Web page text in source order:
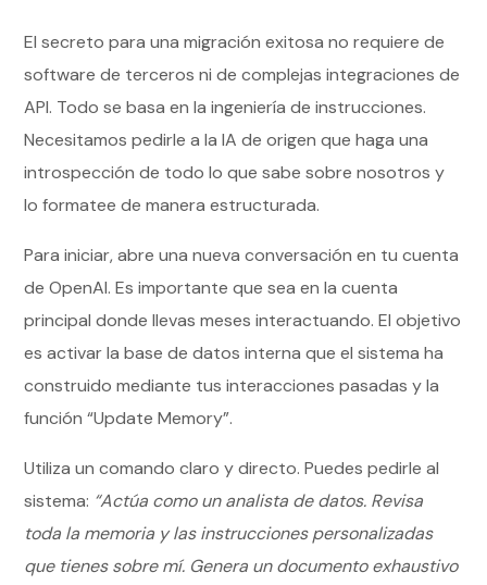
El secreto para una migración exitosa no requiere de
software de terceros ni de complejas integraciones de
API. Todo se basa en la ingeniería de instrucciones.
Necesitamos pedirle a la IA de origen que haga una
introspección de todo lo que sabe sobre nosotros y
lo formatee de manera estructurada.
Para iniciar, abre una nueva conversación en tu cuenta
de OpenAI. Es importante que sea en la cuenta
principal donde llevas meses interactuando. El objetivo
es activar la base de datos interna que el sistema ha
construido mediante tus interacciones pasadas y la
función “Update Memory”.
Utiliza un comando claro y directo. Puedes pedirle al
sistema: “Actúa como un analista de datos. Revisa
toda la memoria y las instrucciones personalizadas
que tienes sobre mí. Genera un documento exhaustivo